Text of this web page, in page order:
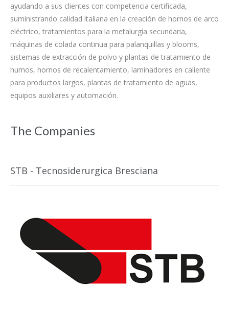
ayudando a sus clientes con competencia certificada,
suministrando calidad italiana en la creación de hornos de arco
eléctrico, tratamientos para la metalurgía secundaria,
máquinas de colada continua para palanquillas y blooms,
sistemas de extracción de polvo y plantas de tratamiento de
humos, hornos de recalentamiento, laminadores en caliente
para productos largos, plantas de tratamiento de aguas,
equipos auxiliares y automación.
The Companies
STB - Tecnosiderurgica Bresciana